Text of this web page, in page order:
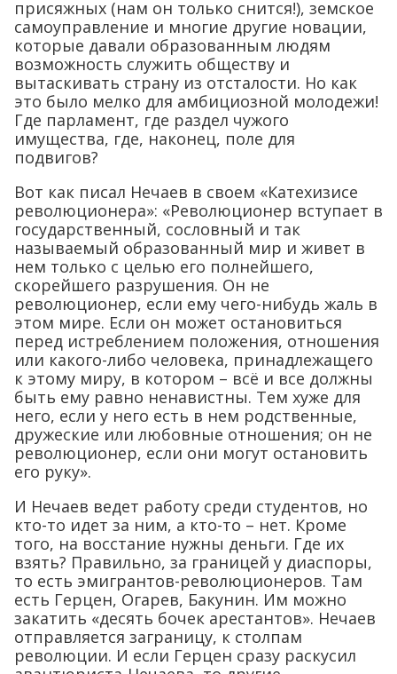
присяжных (нам он только снится!), земское
самоуправление и многие другие новации,
которые давали образованным людям
возможность служить обществу и
вытаскивать страну из отсталости. Но как
это было мелко для амбициозной молодежи!
Где парламент, где раздел чужого
имущества, где, наконец, поле для
подвигов?
Вот как писал Нечаев в своем «Катехизисе
революционера»: «Революционер вступает в
государственный, сословный и так
называемый образованный мир и живет в
нем только с целью его полнейшего,
скорейшего разрушения. Он не
революционер, если ему чего-нибудь жаль в
этом мире. Если он может остановиться
перед истреблением положения, отношения
или какого-либо человека, принадлежащего
к этому миру, в котором – всё и все должны
быть ему равно ненавистны. Тем хуже для
него, если у него есть в нем родственные,
дружеские или любовные отношения; он не
революционер, если они могут остановить
его руку».
И Нечаев ведет работу среди студентов, но
кто-то идет за ним, а кто-то – нет. Кроме
того, на восстание нужны деньги. Где их
взять? Правильно, за границей у диаспоры,
то есть эмигрантов-революционеров. Там
есть Герцен, Огарев, Бакунин. Им можно
закатить «десять бочек арестантов». Нечаев
отправляется заграницу, к столпам
революции. И если Герцен сразу раскусил